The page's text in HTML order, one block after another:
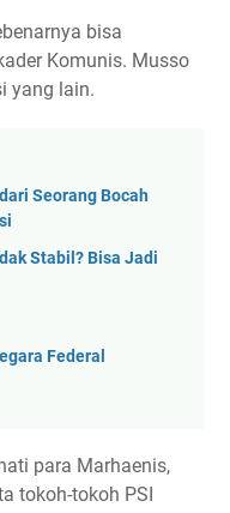
bisa
Komunis. Musso
yang lain.
Seorang Bocah
Stabil? Bisa Jadi
Federal
para Marhaenis,
tokoh-tokoh PSI